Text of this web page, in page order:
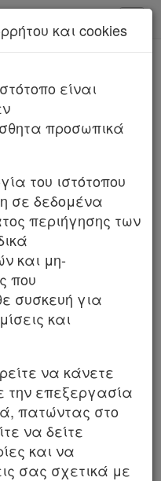
Περισσότερα
4830/2021
2021
Νόμος
2024
01/2024
και cookies
είναι
προσωπικά
του ιστότοπου
σε δεδομένα
περιήγησης των
και μη-
που
συσκευή για
και
να κάνετε
την επεξεργασία
πατώντας στο
να δείτε
και να
σας σχετικά με